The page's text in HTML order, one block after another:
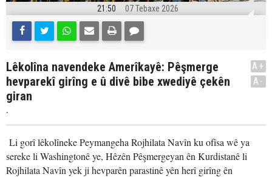
21:50 07 Tebaxe 2026
Lêkolîna navendeke Amerîkayê: Pêşmerge
hevparekî girîng e û divê bibe xwediyê çekên
giran
.
A+
A-
Li gorî lêkolîneke Peymangeha Rojhilata Navîn ku ofîsa wê ya
sereke li Washingtonê ye, Hêzên Pêşmergeyan ên Kurdistanê li
Rojhilata Navîn yek ji hevparên parastinê yên herî girîng ên